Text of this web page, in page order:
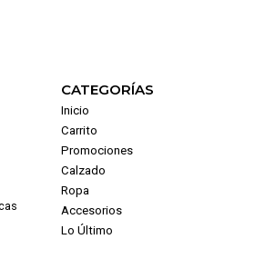
CATEGORÍAS
Inicio
Carrito
Promociones
Calzado
Ropa
Accesorios
Lo Último